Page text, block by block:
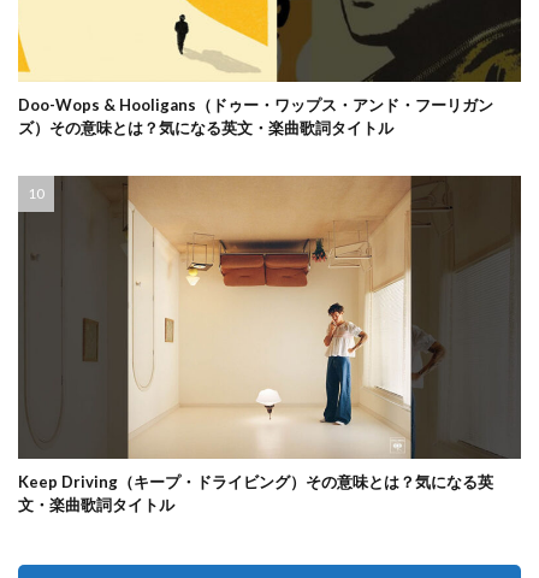
Doo-Wops & Hooligans（ドゥー・ワップス・アンド・フーリガン
ズ）その意味とは？気になる英文・楽曲歌詞タイトル
Keep Driving（キープ・ドライビング）その意味とは？気になる英
文・楽曲歌詞タイトル